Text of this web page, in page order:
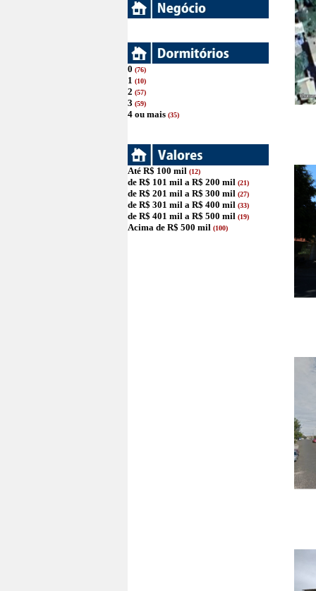
0 (76)
1 (10)
2 (57)
3 (59)
4 ou mais (35)
Até R$ 100 mil (12)
de R$ 101 mil a R$ 200 mil (21)
de R$ 201 mil a R$ 300 mil (27)
de R$ 301 mil a R$ 400 mil (33)
de R$ 401 mil a R$ 500 mil (19)
Acima de R$ 500 mil (100)